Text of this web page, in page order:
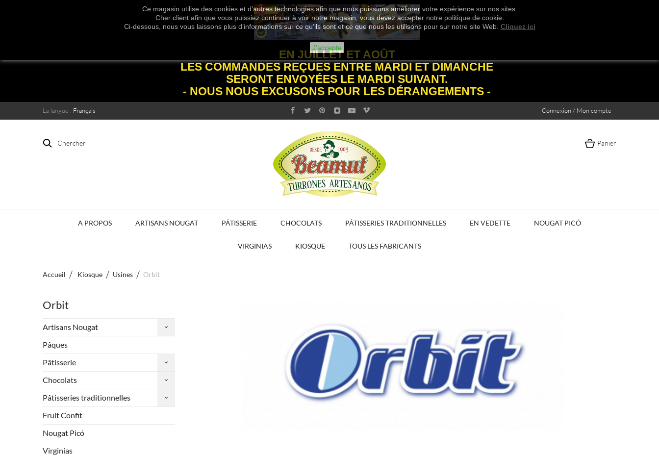
Ce magasin utilise des cookies et d’autres technologies afin que nous puissions améliorer votre expérience sur nos sites.
Cher client afin que vous puissiez continuer à voir notre magasin, vous devez accepter notre politique de cookie.
Ci-dessous, nous vous laissons plus d’informations sur ce qu’ils sont et ce que nous les utilisons pour sur notre site Web. Cliquez ici
J'accepte
EN JUILLET ET AOÛT
LES COMMANDES REÇUES ENTRE MARDI ET DIMANCHE
SERONT ENVOYÉES LE MARDI SUIVANT.
- NOUS NOUS EXCUSONS POUR LES DÉRANGEMENTS -
Connexion / Mon compte
La langue : Français
Chercher Panier
A PROPOS ARTISANS NOUGAT PÂTISSERIE CHOCOLATS PÂTISSERIES TRADITIONNELLES EN VEDETTE NOUGAT PICÓ
VIRGINIAS KIOSQUE TOUS LES FABRICANTS
Accueil Kiosque Usines Orbit
Orbit
Artisans Nougat
Pâques
Pâtisserie
Chocolats
Pâtisseries traditionnelles
Fruit Confit
Nougat Picó
Virginias